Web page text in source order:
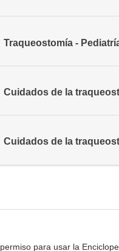
Traqueostomía -
para usar la